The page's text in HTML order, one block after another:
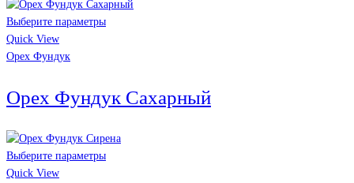
Выберите параметры
Quick View
Орех Фундук
Орех Фундук Сахарный
Выберите параметры
Quick View